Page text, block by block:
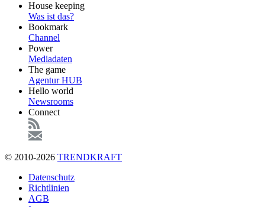
FooterHouse keeping
Was ist das?
Bookmark
Channel
Power
Mediadaten
The game
Agentur HUB
Hello world
Newsrooms
Connect
© 2010-2026 TRENDKRAFT
FußzeileDatenschutz
Richtlinien
AGB